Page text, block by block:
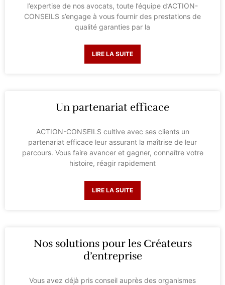
l’expertise de nos avocats, toute l’équipe d’ACTION-
CONSEILS s’engage à vous fournir des prestations de
qualité garanties par la
LIRE LA SUITE
Un partenariat efficace
ACTION-CONSEILS cultive avec ses clients un
partenariat efficace leur assurant la maîtrise de leur
parcours. Vous faire avancer et gagner, connaître votre
histoire, réagir rapidement
LIRE LA SUITE
Nos solutions pour les Créateurs
d’entreprise
Vous avez déjà pris conseil auprès des organismes